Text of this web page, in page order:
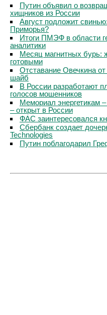
Путин объявил о
хищников из России
Август подложит
Приморья?
Итоги ПМЭФ в области
аналитики
Месяц магнитных бурь:
готовыми
Отставание Овечкина
шайб
В России разработают
голосов мошенников
Мемориал энергетикам
– открыт в России
ФАС заинтересовался
Сбербанк создает
Technologies
Путин поблагодарил